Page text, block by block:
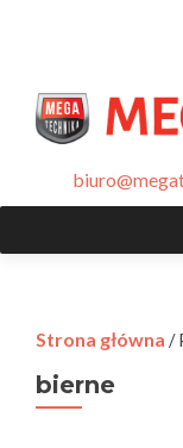
Strona główna /
bierne